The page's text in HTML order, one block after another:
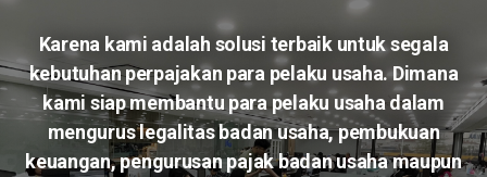
Karena kami adalah solusi terbaik untuk segala
kebutuhan perpajakan para pelaku usaha. Dimana
kami siap membantu para pelaku usaha dalam
mengurus legalitas badan usaha, pembukuan
keuangan, pengurusan pajak badan usaha maupun